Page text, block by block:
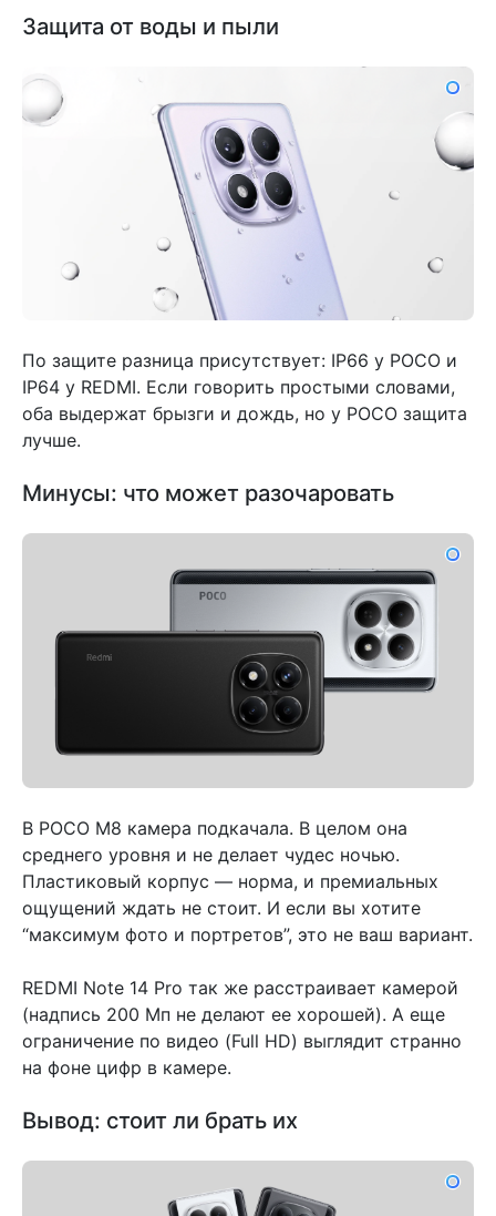
Защита от воды и пыли
По защите разница присутствует: IP66 у POCO и
IP64 у REDMI. Если говорить простыми словами,
оба выдержат брызги и дождь, но у POCO защита
лучше.
Минусы: что может разочаровать
В POCO M8 камера подкачала. В целом она
среднего уровня и не делает чудес ночью.
Пластиковый корпус — норма, и премиальных
ощущений ждать не стоит. И если вы хотите
“максимум фото и портретов”, это не ваш вариант.
REDMI Note 14 Pro так же расстраивает камерой
(надпись 200 Мп не делают ее хорошей). А еще
ограничение по видео (Full HD) выглядит странно
на фоне цифр в камере.
Вывод: стоит ли брать их